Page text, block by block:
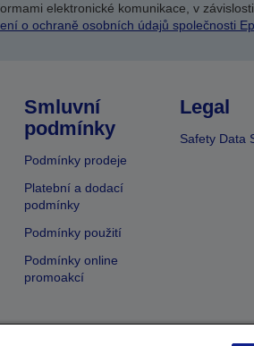
elektronické komunikace, v
o ochraně osobních údajů společnosti
Smluvní
podmínky
Podmínky prodeje
Platební a dodací
podmínky
Podmínky použití
Podmínky online
promoakcí
Legal
Safety Data